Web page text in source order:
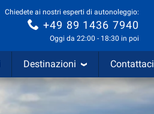
Chiedete ai nostri esperti di autonoleggio:
+49 89 1436 7940
Oggi da 22:00 - 18:30 in poi
Destinazioni Contattaci